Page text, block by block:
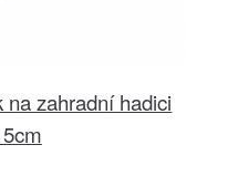
zahradní hadici